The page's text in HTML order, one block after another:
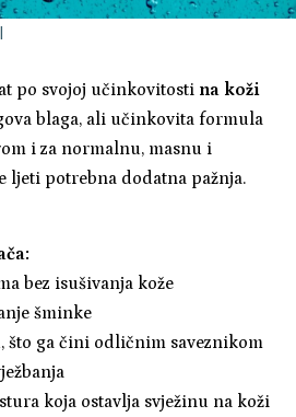
po svojoj učinkovitosti na koži
blaga, ali učinkovita formula
i za normalnu, masnu i
ljeti potrebna dodatna pažnja.
bez isušivanja kože
šminke
ga čini odličnim saveznikom
koja ostavlja svježinu na koži